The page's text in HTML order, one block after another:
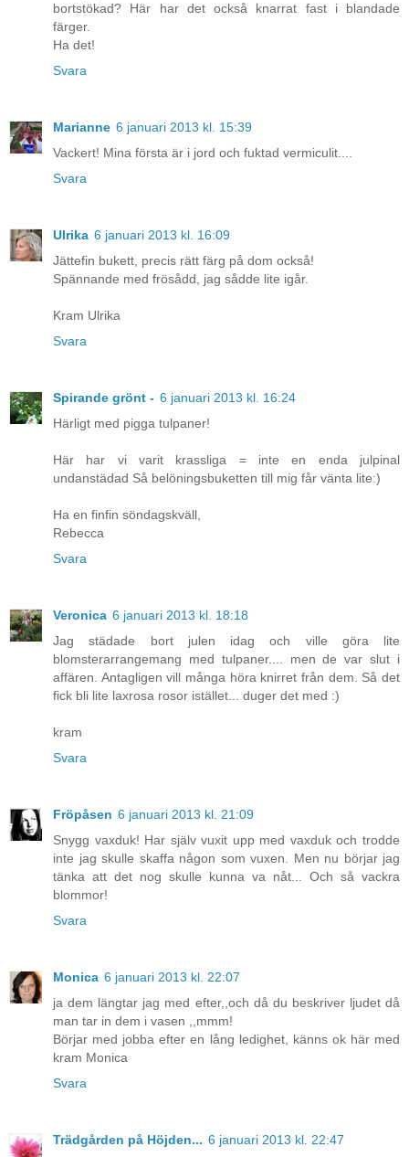
bortstökad? Här har det också knarrat fast i blandade
färger.
Ha det!
Svara
Marianne 6 januari 2013 kl. 15:39
Vackert! Mina första är i jord och fuktad vermiculit....
Svara
Ulrika 6 januari 2013 kl. 16:09
Jättefin bukett, precis rätt färg på dom också!
Spännande med frösådd, jag sådde lite igår.
Kram Ulrika
Svara
Spirande grönt - 6 januari 2013 kl. 16:24
Härligt med pigga tulpaner!
Här har vi varit krassliga = inte en enda julpinal
undanstädad Så belöningsbuketten till mig får vänta lite:)
Ha en finfin söndagskväll,
Rebecca
Svara
Veronica 6 januari 2013 kl. 18:18
Jag städade bort julen idag och ville göra lite
blomsterarrangemang med tulpaner.... men de var slut i
affären. Antagligen vill många höra knirret från dem. Så det
fick bli lite laxrosa rosor istället... duger det med :)
kram
Svara
Fröpåsen 6 januari 2013 kl. 21:09
Snygg vaxduk! Har själv vuxit upp med vaxduk och trodde
inte jag skulle skaffa någon som vuxen. Men nu börjar jag
tänka att det nog skulle kunna va nåt... Och så vackra
blommor!
Svara
Monica 6 januari 2013 kl. 22:07
ja dem längtar jag med efter,,och då du beskriver ljudet då
man tar in dem i vasen ,,mmm!
Börjar med jobba efter en lång ledighet, känns ok här med
kram Monica
Svara
Trädgården på Höjden... 6 januari 2013 kl. 22:47